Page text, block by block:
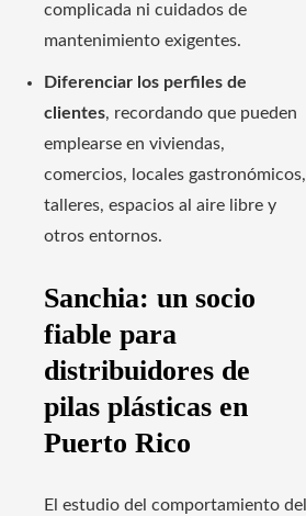
complicada ni cuidados de
mantenimiento exigentes.
Diferenciar los perfiles de
clientes, recordando que pueden
emplearse en viviendas,
comercios, locales gastronómicos,
talleres, espacios al aire libre y
otros entornos.
Sanchia: un socio
fiable para
distribuidores de
pilas plásticas en
Puerto Rico
El estudio del comportamiento del